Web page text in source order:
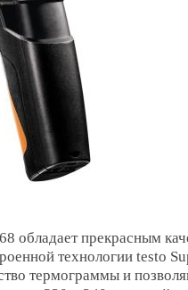
обладает прекрасным
технологии testo
термограммы и